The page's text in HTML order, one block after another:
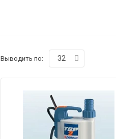
Выводить по: 32